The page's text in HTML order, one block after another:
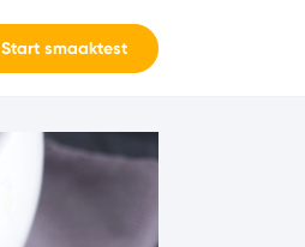
Start smaaktest